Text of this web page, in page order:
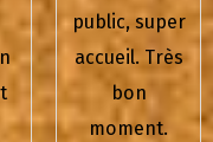
public, super
accueil. Très
bon
moment.